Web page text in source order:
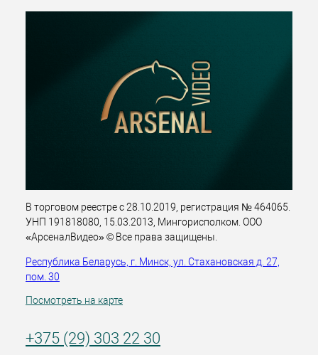
В торговом реестре с 28.10.2019, регистрация № 464065.
УНП 191818080, 15.03.2013, Мингорисполком. ООО
«АрсеналВидео» © Все права защищены.
Республика Беларусь, г. Минск, ул. Стахановская д. 27,
пом. 30
Посмотреть на карте
+375 (29) 303 22 30